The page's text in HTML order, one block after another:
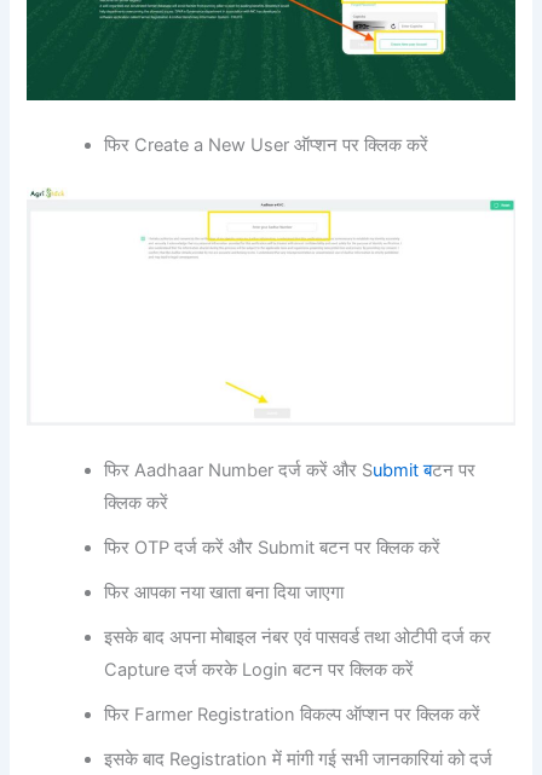
फिर Create a New User ऑप्शन पर क्लिक करें
फिर Aadhaar Number दर्ज करें और Submit बटन पर
क्लिक करें
फिर OTP दर्ज करें और Submit बटन पर क्लिक करें
फिर आपका नया खाता बना दिया जाएगा
इसके बाद अपना मोबाइल नंबर एवं पासवर्ड तथा ओटीपी दर्ज कर
Capture दर्ज करके Login बटन पर क्लिक करें
फिर Farmer Registration विकल्प ऑप्शन पर क्लिक करें
इसके बाद Registration में मांगी गई सभी जानकारियां को दर्ज